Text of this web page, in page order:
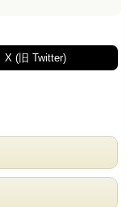
X (旧 Twitter)